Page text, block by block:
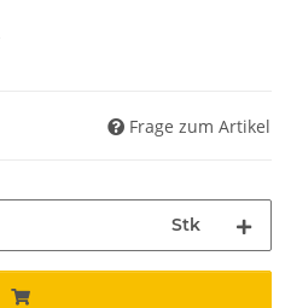
Frage zum Artikel
Stk